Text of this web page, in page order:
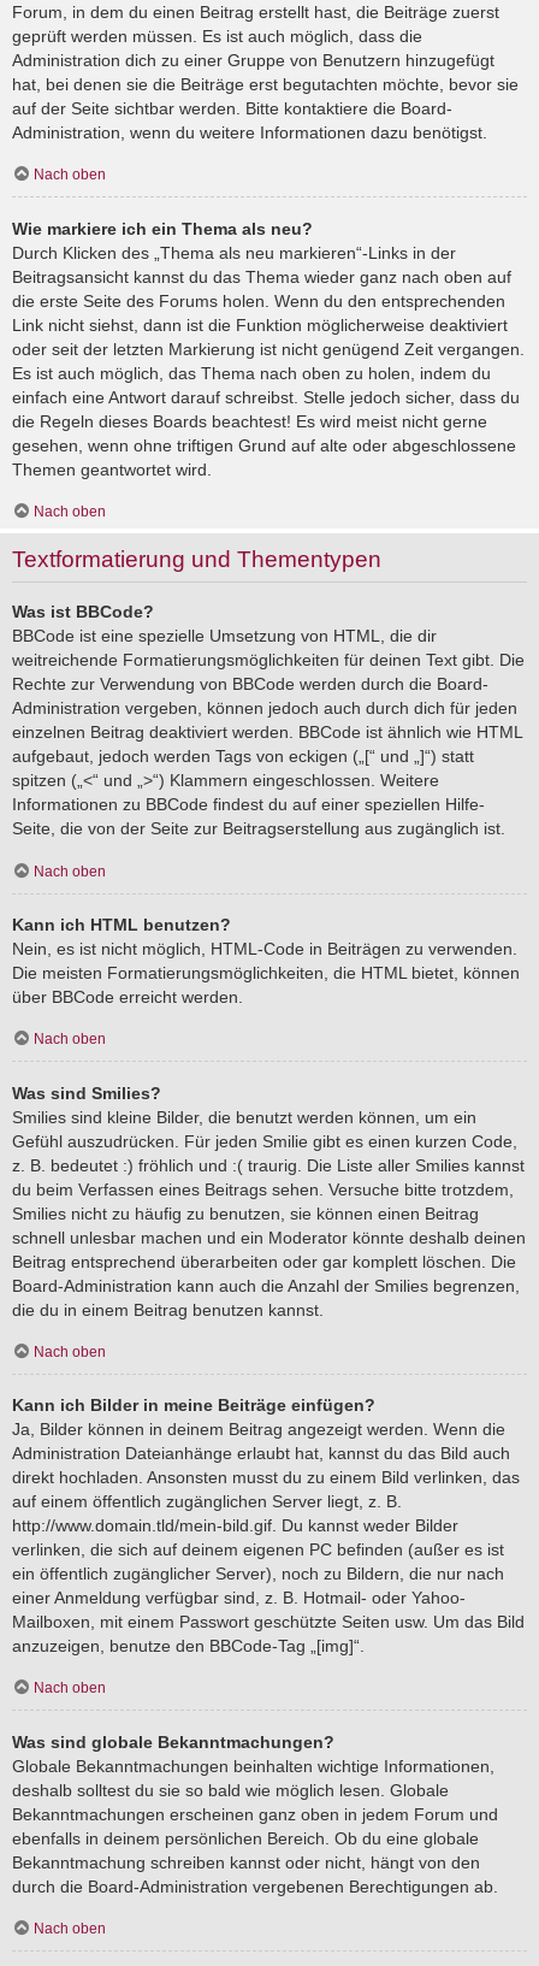
Forum, in dem du einen Beitrag erstellt hast, die Beiträge zuerst
geprüft werden müssen. Es ist auch möglich, dass die
Administration dich zu einer Gruppe von Benutzern hinzugefügt
hat, bei denen sie die Beiträge erst begutachten möchte, bevor sie
auf der Seite sichtbar werden. Bitte kontaktiere die Board-
Administration, wenn du weitere Informationen dazu benötigst.
Nach oben
Wie markiere ich ein Thema als neu?
Durch Klicken des „Thema als neu markieren“-Links in der
Beitragsansicht kannst du das Thema wieder ganz nach oben auf
die erste Seite des Forums holen. Wenn du den entsprechenden
Link nicht siehst, dann ist die Funktion möglicherweise deaktiviert
oder seit der letzten Markierung ist nicht genügend Zeit vergangen.
Es ist auch möglich, das Thema nach oben zu holen, indem du
einfach eine Antwort darauf schreibst. Stelle jedoch sicher, dass du
die Regeln dieses Boards beachtest! Es wird meist nicht gerne
gesehen, wenn ohne triftigen Grund auf alte oder abgeschlossene
Themen geantwortet wird.
Nach oben
Textformatierung und Thementypen
Was ist BBCode?
BBCode ist eine spezielle Umsetzung von HTML, die dir
weitreichende Formatierungsmöglichkeiten für deinen Text gibt. Die
Rechte zur Verwendung von BBCode werden durch die Board-
Administration vergeben, können jedoch auch durch dich für jeden
einzelnen Beitrag deaktiviert werden. BBCode ist ähnlich wie HTML
aufgebaut, jedoch werden Tags von eckigen („[“ und „]“) statt
spitzen („<“ und „>“) Klammern eingeschlossen. Weitere
Informationen zu BBCode findest du auf einer speziellen Hilfe-
Seite, die von der Seite zur Beitragserstellung aus zugänglich ist.
Nach oben
Kann ich HTML benutzen?
Nein, es ist nicht möglich, HTML-Code in Beiträgen zu verwenden.
Die meisten Formatierungsmöglichkeiten, die HTML bietet, können
über BBCode erreicht werden.
Nach oben
Was sind Smilies?
Smilies sind kleine Bilder, die benutzt werden können, um ein
Gefühl auszudrücken. Für jeden Smilie gibt es einen kurzen Code,
z. B. bedeutet :) fröhlich und :( traurig. Die Liste aller Smilies kannst
du beim Verfassen eines Beitrags sehen. Versuche bitte trotzdem,
Smilies nicht zu häufig zu benutzen, sie können einen Beitrag
schnell unlesbar machen und ein Moderator könnte deshalb deinen
Beitrag entsprechend überarbeiten oder gar komplett löschen. Die
Board-Administration kann auch die Anzahl der Smilies begrenzen,
die du in einem Beitrag benutzen kannst.
Nach oben
Kann ich Bilder in meine Beiträge einfügen?
Ja, Bilder können in deinem Beitrag angezeigt werden. Wenn die
Administration Dateianhänge erlaubt hat, kannst du das Bild auch
direkt hochladen. Ansonsten musst du zu einem Bild verlinken, das
auf einem öffentlich zugänglichen Server liegt, z. B.
http://www.domain.tld/mein-bild.gif. Du kannst weder Bilder
verlinken, die sich auf deinem eigenen PC befinden (außer es ist
ein öffentlich zugänglicher Server), noch zu Bildern, die nur nach
einer Anmeldung verfügbar sind, z. B. Hotmail- oder Yahoo-
Mailboxen, mit einem Passwort geschützte Seiten usw. Um das Bild
anzuzeigen, benutze den BBCode-Tag „[img]“.
Nach oben
Was sind globale Bekanntmachungen?
Globale Bekanntmachungen beinhalten wichtige Informationen,
deshalb solltest du sie so bald wie möglich lesen. Globale
Bekanntmachungen erscheinen ganz oben in jedem Forum und
ebenfalls in deinem persönlichen Bereich. Ob du eine globale
Bekanntmachung schreiben kannst oder nicht, hängt von den
durch die Board-Administration vergebenen Berechtigungen ab.
Nach oben